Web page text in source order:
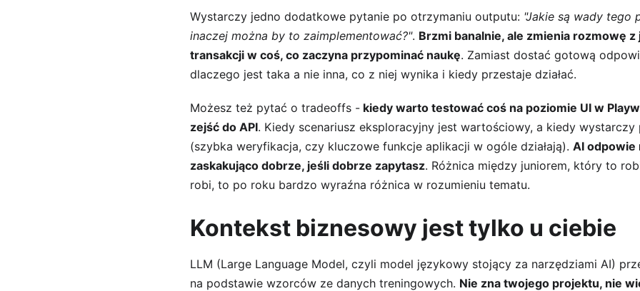
Wystarczy jedno dodatkowe pytanie po otrzymaniu outputu: "Jakie są wady tego
inaczej można by to zaimplementować?". Brzmi banalnie, ale zmienia rozmowę
transakcji w coś, co zaczyna przypominać naukę. Zamiast dostać gotową
dlaczego jest taka a nie inna, co z niej wynika i kiedy przestaje działać.
Możesz też pytać o tradeoffs - kiedy warto testować coś na poziomie UI w
zejść do API. Kiedy scenariusz eksploracyjny jest wartościowy, a kiedy
(szybka weryfikacja, czy kluczowe funkcje aplikacji w ogóle działają). AI odpowie
zaskakująco dobrze, jeśli dobrze zapytasz. Różnica między juniorem, który to
robi, to po roku bardzo wyraźna różnica w rozumieniu tematu.
Kontekst biznesowy jest tylko u ciebie
LLM (Large Language Model, czyli model językowy stojący za narzędziami AI)
na podstawie wzorców ze danych treningowych. Nie zna twojego projektu, nie